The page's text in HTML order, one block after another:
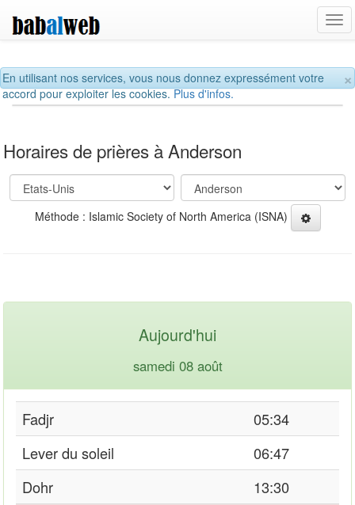
×
En utilisant nos services, vous nous donnez expressément votre
accord pour exploiter les cookies.Plus d'infos.
Horaires de prières à Anderson
Méthode : Islamic Society of North America (ISNA)
Aujourd'hui
samedi 08 août
Fadjr
05:34
Lever du soleil
06:47
Dohr
13:30